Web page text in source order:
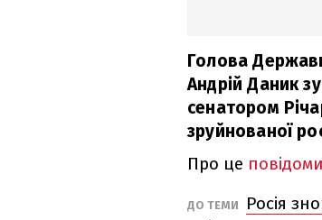
Голова
Андрій Даник
сенатором
зруйнованої
Про це
ДО ТЕМИ
Росія